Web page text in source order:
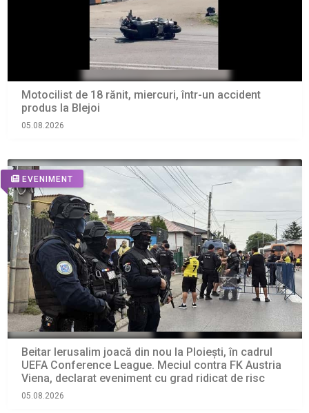
Motocilist de 18 rănit, miercuri, într-un accident
produs la Blejoi
05.08.2026
EVENIMENT
Beitar Ierusalim joacă din nou la Ploiești, în cadrul
UEFA Conference League. Meciul contra FK Austria
Viena, declarat eveniment cu grad ridicat de risc
05.08.2026